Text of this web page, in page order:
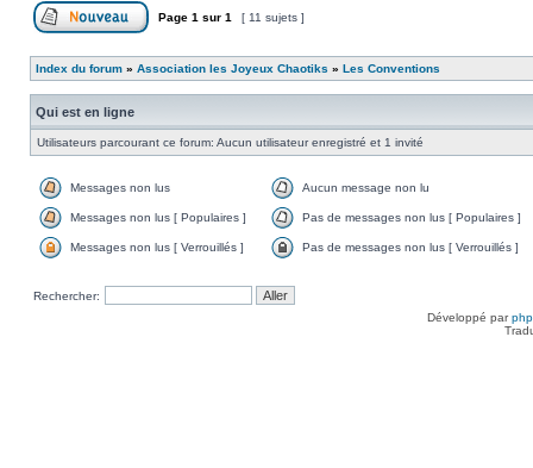
Page 1 sur 1 [ 11 sujets ]
Index du forum » Association les Joyeux Chaotiks » Les Conventions
Qui est en ligne
Utilisateurs parcourant ce forum: Aucun utilisateur enregistré et 1 invité
Messages non lus Aucun message non lu
Messages non lus [ Populaires ] Pas de messages non lus [ Populaires ]
Messages non lus [ Verrouillés ] Pas de messages non lus [ Verrouillés ]
Rechercher:
Développé par